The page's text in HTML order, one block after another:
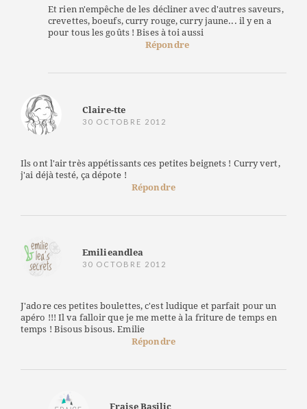
Et rien n'empêche de les décliner avec d'autres saveurs,
crevettes, boeufs, curry rouge, curry jaune... il y en a
pour tous les goûts ! Bises à toi aussi
Répondre
Claire-tte
30 OCTOBRE 2012
Ils ont l'air très appétissants ces petites beignets ! Curry vert,
j'ai déjà testé, ça dépote !
Répondre
Emilieandlea
30 OCTOBRE 2012
J'adore ces petites boulettes, c'est ludique et parfait pour un
apéro !!! Il va falloir que je me mette à la friture de temps en
temps ! Bisous bisous. Emilie
Répondre
Fraise Basilic